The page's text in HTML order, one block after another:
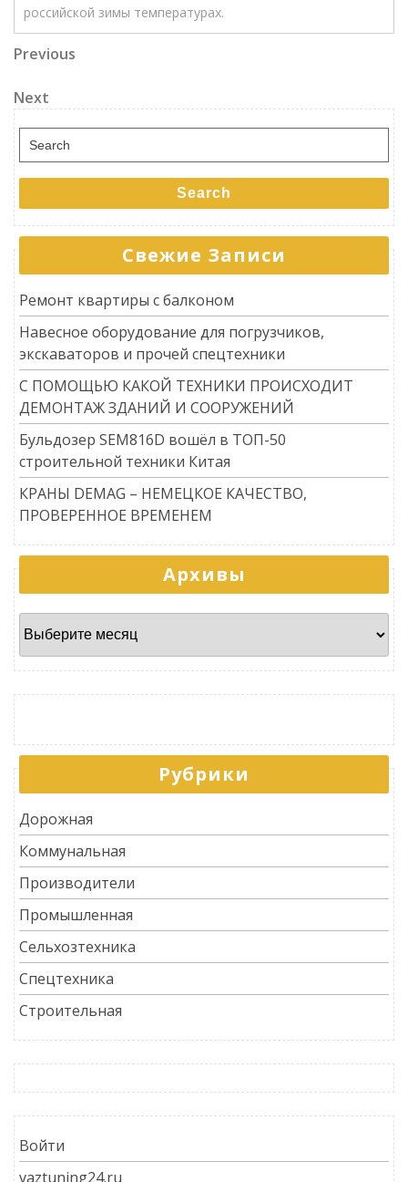
российской зимы температурах.
Навигация
по
записям
Previous
Previous
Next
Post
Next
Search
for:
Search
Свежие Записи
Ремонт квартиры с балконом
Навесное оборудование для погрузчиков,
экскаваторов и прочей спецтехники
С ПОМОЩЬЮ КАКОЙ ТЕХНИКИ ПРОИСХОДИТ
ДЕМОНТАЖ ЗДАНИЙ И СООРУЖЕНИЙ
Бульдозер SEM816D вошёл в ТОП-50
строительной техники Китая
КРАНЫ DEMAG – НЕМЕЦКОЕ КАЧЕСТВО,
ПРОВЕРЕННОЕ ВРЕМЕНЕМ
Архивы
Архивы
Рубрики
Дорожная
Коммунальная
Производители
Промышленная
Сельхозтехника
Спецтехника
Строительная
Войти
vaztuning24.ru